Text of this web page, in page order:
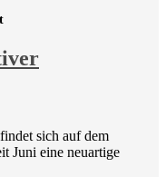
sich auf dem
Juni eine neuartige